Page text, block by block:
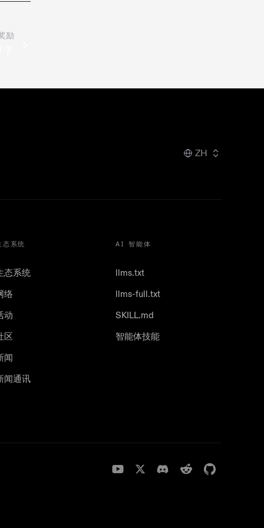
励
ZH
态系统
态系统
络
动
区
闻
闻通讯
AI 智能体
llms.txt
llms-full.txt
SKILL.md
智能体技能